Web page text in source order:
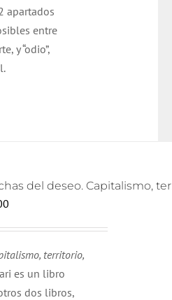
apartados
entre
y “odio”,
Las
territorio,
es un libro
dos libros,